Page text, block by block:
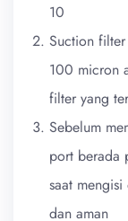
10
Suction filter
100 micron
filter yang
Sebelum
port berada
saat
dan aman